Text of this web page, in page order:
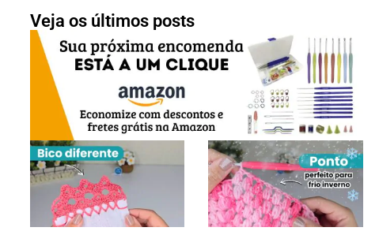
Veja os últimos posts